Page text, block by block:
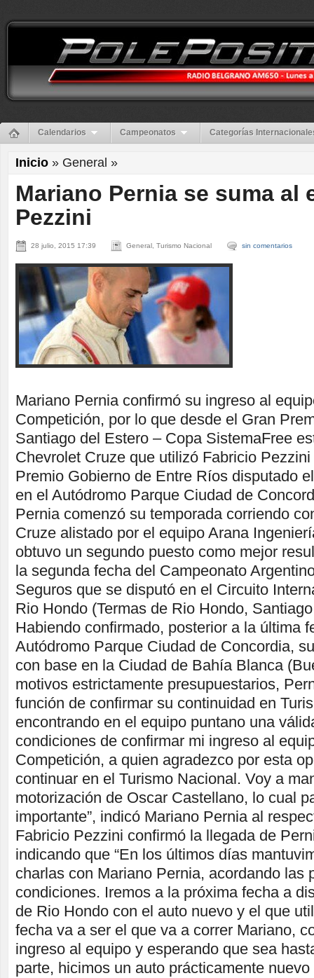
Calendarios Campeonatos Categorías
Inicio » General »
Mariano Pernia se suma al
Pezzini
28 julio, 2015 17:39 General, Turismo Nacional sin comentarios
Mariano Pernia confirmó su ingreso al
Competición, por lo que desde el Gran
Santiago del Estero – Copa SistemaFree
Chevrolet Cruze que utilizó Fabricio
Premio Gobierno de Entre Ríos disputado
en el Autódromo Parque Ciudad de
Pernia comenzó su temporada corriendo
Cruze alistado por el equipo Arana
obtuvo un segundo puesto como mejor
la segunda fecha del Campeonato
Seguros que se disputó en el Circuito
Rio Hondo (Termas de Rio Hondo,
Habiendo confirmado, posterior a la última
Autódromo Parque Ciudad de Concordia,
con base en la Ciudad de Bahía Blanca
motivos estrictamente presupuestarios,
función de confirmar su continuidad en
encontrando en el equipo puntano una
condiciones de confirmar mi ingreso al
Competición, a quien agradezco por esta
continuar en el Turismo Nacional. Voy a
motorización de Oscar Castellano, lo cual
importante”, indicó Mariano Pernia al
Fabricio Pezzini confirmó la llegada de
indicando que “En los últimos días
charlas con Mariano Pernia, acordando las
condiciones. Iremos a la próxima fecha a
de Rio Hondo con el auto nuevo y el que
fecha va a ser el que va a correr Mariano,
ingreso al equipo y esperando que sea
parte, hicimos un auto prácticamente